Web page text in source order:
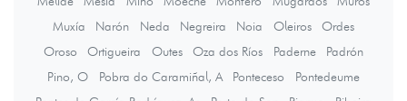
Muxía
Narón Neda Negreira Noia Oleiros
Ordes
Oroso
Ortigueira Outes Oza dos Ríos Paderne
Padrón
Pino, O
Pobra do Caramiñal, A Ponteceso
Pontedeume